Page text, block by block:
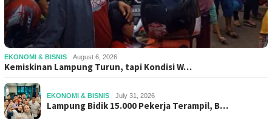
EKONOMI & BISNIS August 6, 2026
Kemiskinan Lampung Turun, tapi Kondisi W…
EKONOMI & BISNIS July 31, 2026
Lampung Bidik 15.000 Pekerja Terampil, B…